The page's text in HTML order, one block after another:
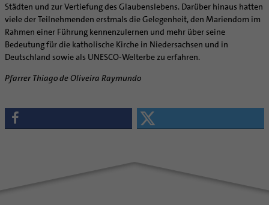
Städten und zur Vertiefung des Glaubenslebens. Darüber hinaus hatten
viele der Teilnehmenden erstmals die Gelegenheit, den Mariendom im
Rahmen einer Führung kennenzulernen und mehr über seine
Bedeutung für die katholische Kirche in Niedersachsen und in
Deutschland sowie als UNESCO-Welterbe zu erfahren.
Pfarrer Thiago de Oliveira Raymundo